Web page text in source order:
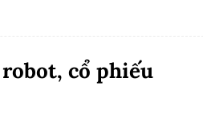
cổ phiếu